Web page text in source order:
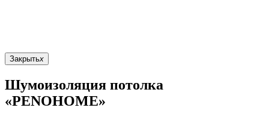
Закрытьx
Шумоизоляция потолка
«PENOHOME»